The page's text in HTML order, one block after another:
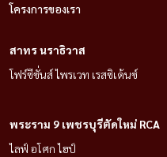
โครงการของเรา
สาทร นราธิวาส
โฟร์ซีซั่นส์ ไพรเวท เรสซิเด้นซ์
พระราม 9 เพชรบุรีตัดใหม่ RCA
ไลฟ์ อโศก ไฮป์